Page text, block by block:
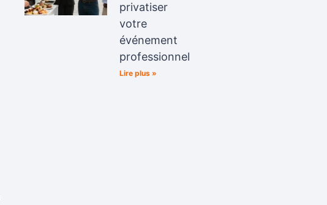
privatiser
votre
événement
professionnel
Lire plus »